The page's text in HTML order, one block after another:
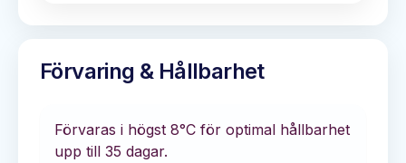
Förvaring & Hållbarhet
Förvaras i högst 8°C för optimal hållbarhet
upp till 35 dagar.